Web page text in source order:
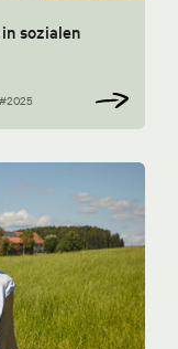
sozialen
#2025